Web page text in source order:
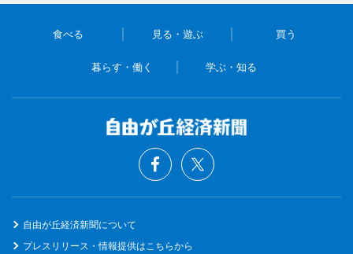
食べる 見る・遊ぶ 買う
暮らす・働く 学ぶ・知る
自由が丘経済新聞について
プレスリリース・情報提供はこちらから